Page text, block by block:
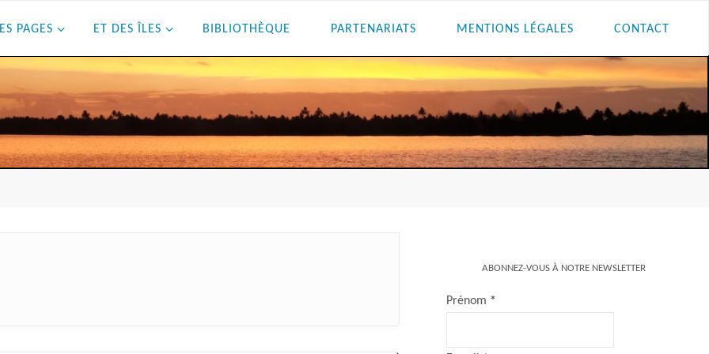
PAGES ET DES ÎLES BIBLIOTHÈQUE PARTENARIATS MENTIONS LÉGALES CONTACT
ABONNEZ-VOUS À NOTRE NEWSLETTER
Prénom *